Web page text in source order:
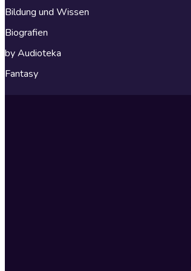
Bildung und Wissen
Biografien
by Audioteka
Fantasy